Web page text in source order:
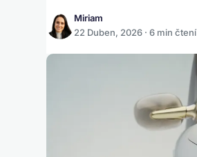
Miriam
22 Duben, 2026 · 6 min čtení